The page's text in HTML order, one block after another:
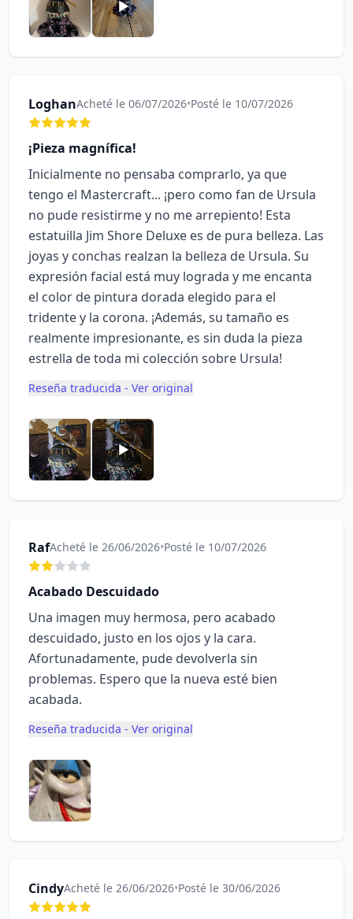
LoghanAcheté le 06/07/2026•Posté le 10/07/2026
¡Pieza magnífica!
Inicialmente no pensaba comprarlo, ya que
tengo el Mastercraft... ¡pero como fan de Ursula
no pude resistirme y no me arrepiento! Esta
estatuilla Jim Shore Deluxe es de pura belleza. Las
joyas y conchas realzan la belleza de Ursula. Su
expresión facial está muy lograda y me encanta
el color de pintura dorada elegido para el
tridente y la corona. ¡Además, su tamaño es
realmente impresionante, es sin duda la pieza
estrella de toda mi colección sobre Ursula!
Reseña traducida - Ver original
RafAcheté le 26/06/2026•Posté le 10/07/2026
Acabado Descuidado
Una imagen muy hermosa, pero acabado
descuidado, justo en los ojos y la cara.
Afortunadamente, pude devolverla sin
problemas. Espero que la nueva esté bien
acabada.
Reseña traducida - Ver original
CindyAcheté le 26/06/2026•Posté le 30/06/2026